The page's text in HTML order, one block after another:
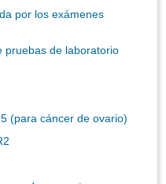
por los exámenes
pruebas de laboratorio
(para cáncer de ovario)